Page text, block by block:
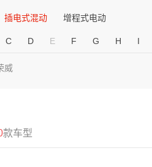
插电式混动 增程式电动
C D E F G H I
威
款车型